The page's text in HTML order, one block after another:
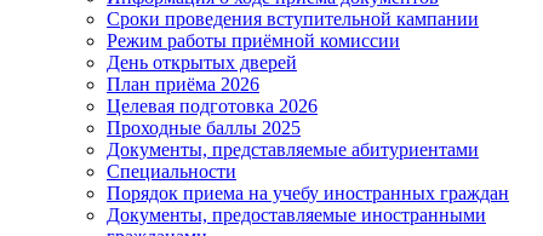
Сроки проведения вступительной кампании
Режим работы приёмной комиссии
День открытых дверей
План приёма 2026
Целевая подготовка 2026
Проходные баллы 2025
Документы, представляемые абитуриентами
Специальности
Порядок приема на учебу иностранных граждан
Документы, предоставляемые иностранными